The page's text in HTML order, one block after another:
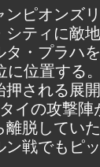
ンピオンズ
シティに敵
タ・プラハ
に位置する
押される展
イの攻撃陣
離脱してい
戦でもピ